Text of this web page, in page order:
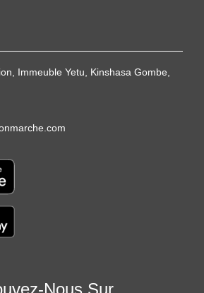
Immeuble Yetu, Kinshasa Gombe,
Nous Sur